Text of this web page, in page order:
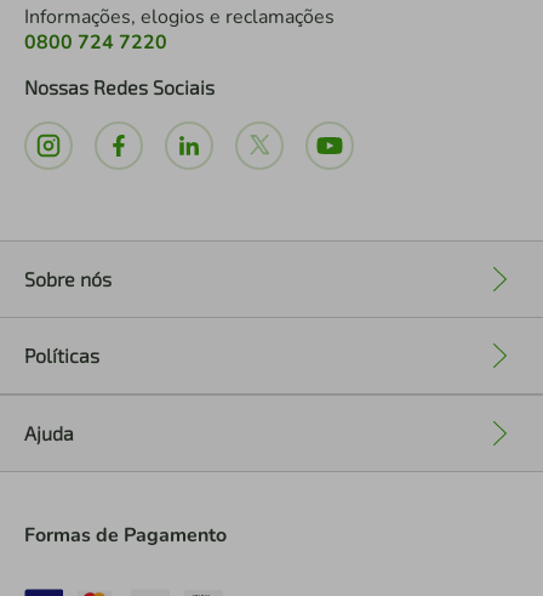
Informações, elogios e reclamações
0800 724 7220
Nossas Redes Sociais
Sobre nós
Políticas
Ajuda
Formas de Pagamento